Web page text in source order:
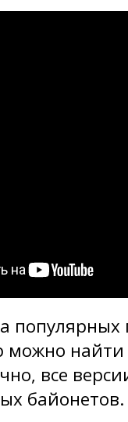
популярных
можно
все
байонетов.